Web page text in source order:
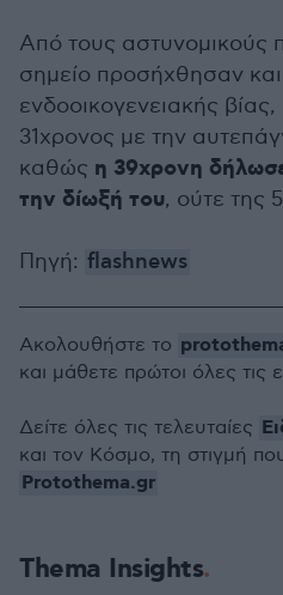
Από τους αστυνομικούς
σημείο προσήχθησαν και
ενδοοικογενειακής
31χρονος με την
καθώς η 39χρονη
την δίωξή του, ούτε της
Πηγή: flashnews
Thema Insights
Ακολουθήστε το
και μάθετε πρώτοι όλες τις
Δείτε όλες τις τελευταίες
και τον Κόσμο, τη στιγμή
Protothema.gr